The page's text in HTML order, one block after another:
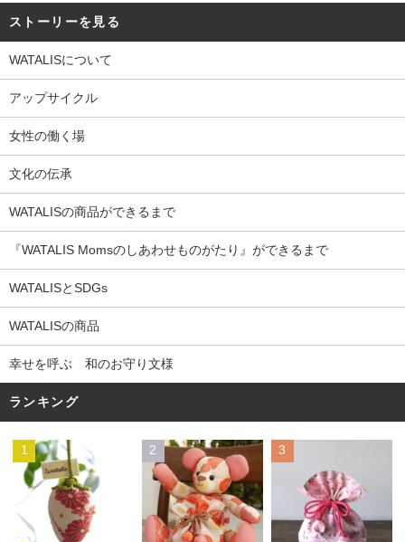
ストーリーを見る
WATALISについて
アップサイクル
女性の働く場
文化の伝承
WATALISの商品ができるまで
『WATALIS Momsのしあわせものがたり』ができるまで
WATALISとSDGs
WATALISの商品
幸せを呼ぶ 和のお守り文様
ランキング
1 2 3